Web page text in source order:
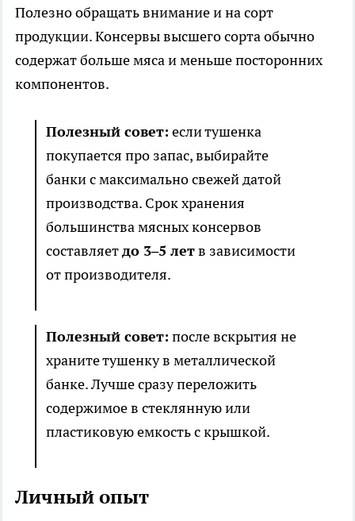
Полезно обращать внимание и на сорт
продукции. Консервы высшего сорта обычно
содержат больше мяса и меньше посторонних
компонентов.
Полезный совет: если тушенка
покупается про запас, выбирайте
банки с максимально свежей датой
производства. Срок хранения
большинства мясных консервов
составляетдо 3–5 летв зависимости
от производителя.
Полезный совет: после вскрытия не
храните тушенку в металлической
банке. Лучше сразу переложить
содержимое в стеклянную или
пластиковую емкость с крышкой.
Личный опыт